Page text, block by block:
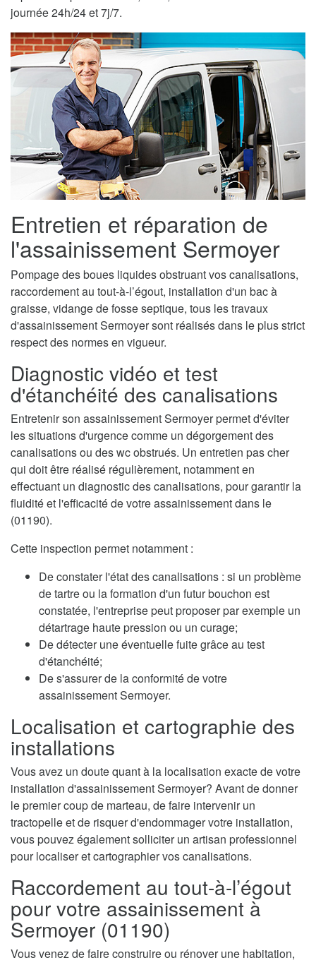
journée 24h/24 et 7j/7.
Entretien et réparation de
l'assainissement Sermoyer
Pompage des boues liquides obstruant vos canalisations,
raccordement au tout-à-l’égout, installation d'un bac à
graisse, vidange de fosse septique, tous les travaux
d'assainissement Sermoyer sont réalisés dans le plus strict
respect des normes en vigueur.
Diagnostic vidéo et test
d'étanchéité des canalisations
Entretenir son assainissement Sermoyer permet d'éviter
les situations d'urgence comme un dégorgement des
canalisations ou des wc obstrués. Un entretien pas cher
qui doit être réalisé régulièrement, notamment en
effectuant un diagnostic des canalisations, pour garantir la
fluidité et l'efficacité de votre assainissement dans le
(01190).
Cette inspection permet notamment :
De constater l'état des canalisations : si un problème
de tartre ou la formation d'un futur bouchon est
constatée, l'entreprise peut proposer par exemple un
détartrage haute pression ou un curage;
De détecter une éventuelle fuite grâce au test
d'étanchéité;
De s'assurer de la conformité de votre
assainissement Sermoyer.
Localisation et cartographie des
installations
Vous avez un doute quant à la localisation exacte de votre
installation d'assainissement Sermoyer? Avant de donner
le premier coup de marteau, de faire intervenir un
tractopelle et de risquer d'endommager votre installation,
vous pouvez également solliciter un artisan professionnel
pour localiser et cartographier vos canalisations.
Raccordement au tout-à-l’égout
pour votre assainissement à
Sermoyer (01190)
Vous venez de faire construire ou rénover une habitation,